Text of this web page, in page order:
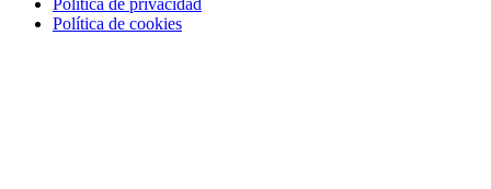
Política de privacidad
Política de cookies